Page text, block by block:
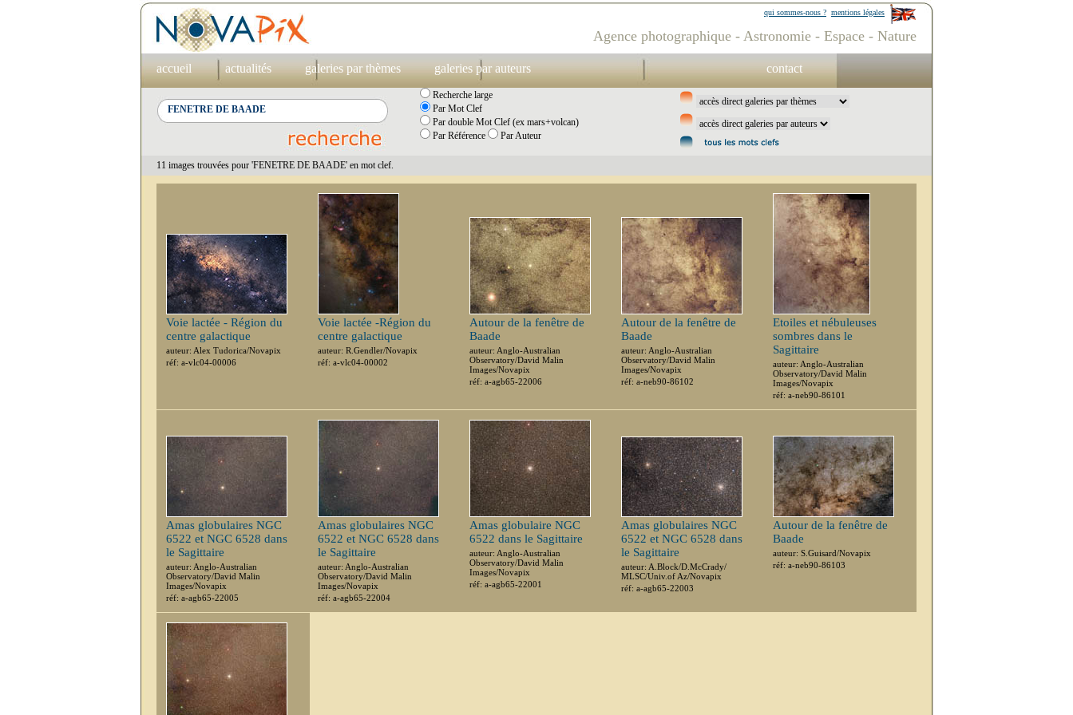
mentions légales
qui sommes-nous ?
Agence photographique - Astronomie - Espace - Nature
accueil actualités galeries par thèmes galeries par auteurs contact
Recherche large
Par Mot Clef
Par double Mot Clef (ex mars+volcan)
Par Référence
Par Auteur
11 images trouvées pour 'FENETRE DE BAADE' en mot clef.
Voie lactée - Région du
centre galactique
auteur: Alex Tudorica/Novapix
réf: a-vlc04-00006
Voie lactée -Région du
centre galactique
auteur: R.Gendler/Novapix
réf: a-vlc04-00002
Autour de la fenêtre de
Baade
auteur: Anglo-Australian
Observatory/David Malin
Images/Novapix
réf: a-agb65-22006
Autour de la fenêtre de
Baade
auteur: Anglo-Australian
Observatory/David Malin
Images/Novapix
réf: a-neb90-86102
Etoiles et nébuleuses
sombres dans le
Sagittaire
auteur: Anglo-Australian
Observatory/David Malin
Images/Novapix
réf: a-neb90-86101
Amas globulaires NGC
6522 et NGC 6528 dans
le Sagittaire
auteur: Anglo-Australian
Observatory/David Malin
Images/Novapix
réf: a-agb65-22005
Amas globulaires NGC
6522 et NGC 6528 dans
le Sagittaire
auteur: Anglo-Australian
Observatory/David Malin
Images/Novapix
réf: a-agb65-22004
Amas globulaire NGC
6522 dans le Sagittaire
auteur: Anglo-Australian
Observatory/David Malin
Images/Novapix
réf: a-agb65-22001
Amas globulaires NGC
6522 et NGC 6528 dans
le Sagittaire
auteur: A.Block/D.McCrady/
MLSC/Univ.of Az/Novapix
réf: a-agb65-22003
Autour de la fenêtre de
Baade
auteur: S.Guisard/Novapix
réf: a-neb90-86103